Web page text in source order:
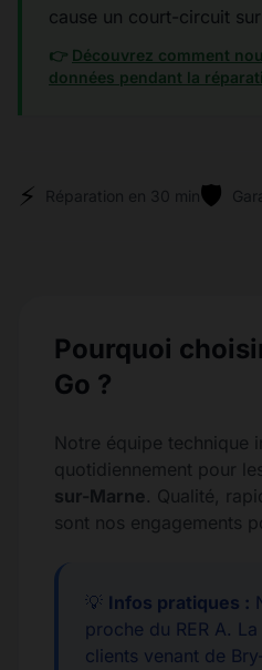
cause un court-circuit
👉 Découvrez comment
données pendant la
⚡ Réparation en 30 min🛡️
Pourquoi
Go ?
Notre équipe technique
quotidiennement pour
sur-Marne. Qualité,
sont nos engagements
💡 Infos pratiques :
proche du RER A.
clients venant de